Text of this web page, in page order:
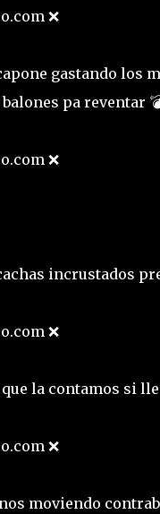
❌
gastando los
pa reventar
❌
incrustados
❌
que la contamos si
❌
moviendo